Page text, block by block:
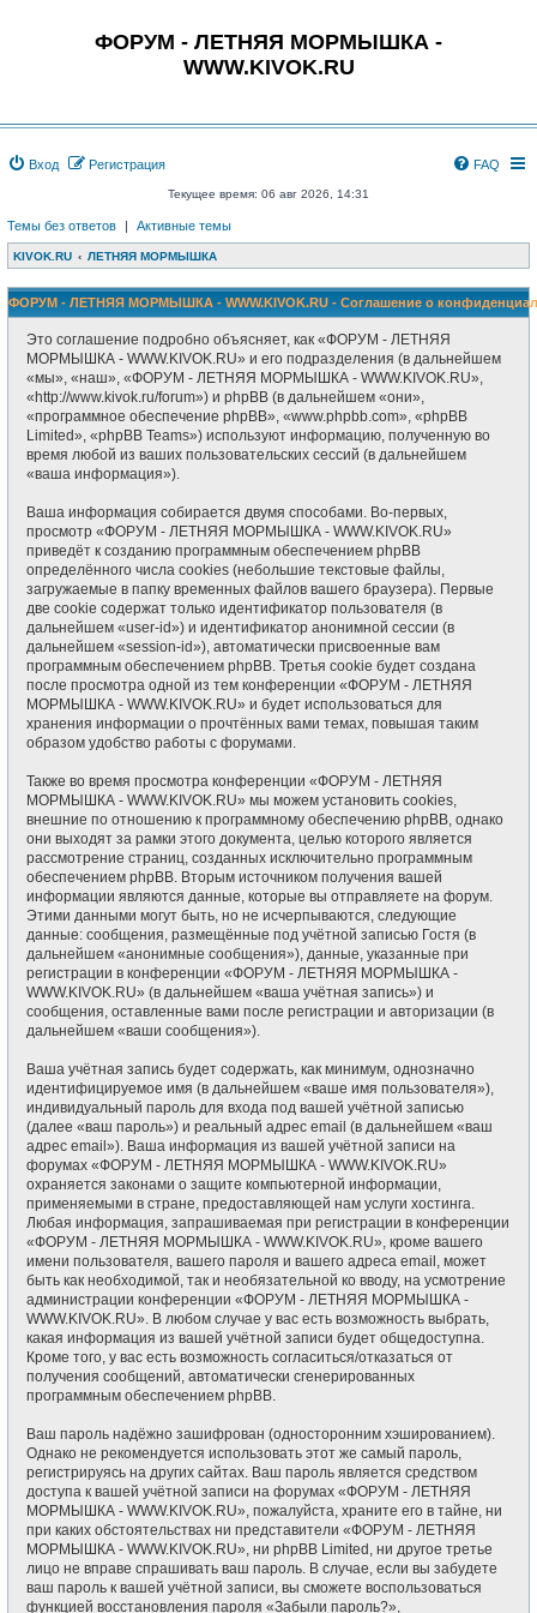
ФОРУМ - ЛЕТНЯЯ МОРМЫШКА -
WWW.KIVOK.RU
Вход Регистрация FAQ
Текущее время: 06 авг 2026, 14:31
Темы без ответов | Активные темы
KIVOK.RU ЛЕТНЯЯ МОРМЫШКА
ФОРУМ - ЛЕТНЯЯ МОРМЫШКА - WWW.KIVOK.RU - Соглашение о
Это соглашение подробно объясняет, как «ФОРУМ - ЛЕТНЯЯ
МОРМЫШКА - WWW.KIVOK.RU» и его подразделения (в дальнейшем
«мы», «наш», «ФОРУМ - ЛЕТНЯЯ МОРМЫШКА - WWW.KIVOK.RU»,
«http://www.kivok.ru/forum») и phpBB (в дальнейшем «они»,
«программное обеспечение phpBB», «www.phpbb.com», «phpBB
Limited», «phpBB Teams») используют информацию, полученную во
время любой из ваших пользовательских сессий (в дальнейшем
«ваша информация»).
Ваша информация собирается двумя способами. Во-первых,
просмотр «ФОРУМ - ЛЕТНЯЯ МОРМЫШКА - WWW.KIVOK.RU»
приведёт к созданию программным обеспечением phpBB
определённого числа cookies (небольшие текстовые файлы,
загружаемые в папку временных файлов вашего браузера). Первые
две cookie содержат только идентификатор пользователя (в
дальнейшем «user-id») и идентификатор анонимной сессии (в
дальнейшем «session-id»), автоматически присвоенные вам
программным обеспечением phpBB. Третья cookie будет создана
после просмотра одной из тем конференции «ФОРУМ - ЛЕТНЯЯ
МОРМЫШКА - WWW.KIVOK.RU» и будет использоваться для
хранения информации о прочтённых вами темах, повышая таким
образом удобство работы с форумами.
Также во время просмотра конференции «ФОРУМ - ЛЕТНЯЯ
МОРМЫШКА - WWW.KIVOK.RU» мы можем установить cookies,
внешние по отношению к программному обеспечению phpBB, однако
они выходят за рамки этого документа, целью которого является
рассмотрение страниц, созданных исключительно программным
обеспечением phpBB. Вторым источником получения вашей
информации являются данные, которые вы отправляете на форум.
Этими данными могут быть, но не исчерпываются, следующие
данные: сообщения, размещённые под учётной записью Гостя (в
дальнейшем «анонимные сообщения»), данные, указанные при
регистрации в конференции «ФОРУМ - ЛЕТНЯЯ МОРМЫШКА -
WWW.KIVOK.RU» (в дальнейшем «ваша учётная запись») и
сообщения, оставленные вами после регистрации и авторизации (в
дальнейшем «ваши сообщения»).
Ваша учётная запись будет содержать, как минимум, однозначно
идентифицируемое имя (в дальнейшем «ваше имя пользователя»),
индивидуальный пароль для входа под вашей учётной записью
(далее «ваш пароль») и реальный адрес email (в дальнейшем «ваш
адрес email»). Ваша информация из вашей учётной записи на
форумах «ФОРУМ - ЛЕТНЯЯ МОРМЫШКА - WWW.KIVOK.RU»
охраняется законами о защите компьютерной информации,
применяемыми в стране, предоставляющей нам услуги хостинга.
Любая информация, запрашиваемая при регистрации в конференции
«ФОРУМ - ЛЕТНЯЯ МОРМЫШКА - WWW.KIVOK.RU», кроме вашего
имени пользователя, вашего пароля и вашего адреса email, может
быть как необходимой, так и необязательной ко вводу, на усмотрение
администрации конференции «ФОРУМ - ЛЕТНЯЯ МОРМЫШКА -
WWW.KIVOK.RU». В любом случае у вас есть возможность выбрать,
какая информация из вашей учётной записи будет общедоступна.
Кроме того, у вас есть возможность согласиться/отказаться от
получения сообщений, автоматически сгенерированных
программным обеспечением phpBB.
Ваш пароль надёжно зашифрован (односторонним хэшированием).
Однако не рекомендуется использовать этот же самый пароль,
регистрируясь на других сайтах. Ваш пароль является средством
доступа к вашей учётной записи на форумах «ФОРУМ - ЛЕТНЯЯ
МОРМЫШКА - WWW.KIVOK.RU», пожалуйста, храните его в тайне, ни
при каких обстоятельствах ни представители «ФОРУМ - ЛЕТНЯЯ
МОРМЫШКА - WWW.KIVOK.RU», ни phpBB Limited, ни другое третье
лицо не вправе спрашивать ваш пароль. В случае, если вы забудете
ваш пароль к вашей учётной записи, вы сможете воспользоваться
функцией восстановления пароля «Забыли пароль?»,